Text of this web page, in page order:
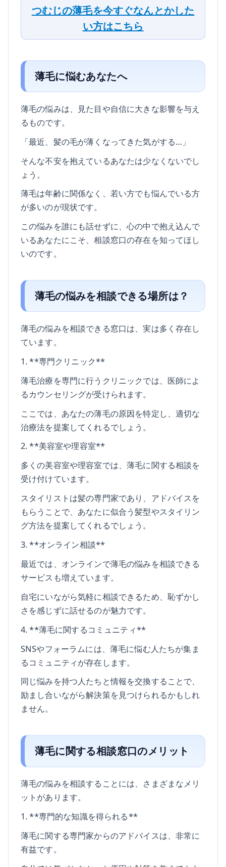
つむじの薄毛を今すぐなんとかした
い方はこちら
薄毛に悩むあなたへ
薄毛の悩みは、見た目や自信に大きな影響を与え
るものです。
「最近、髪の毛が薄くなってきた気がする…」
そんな不安を抱えているあなたは少なくないでし
ょう。
薄毛は年齢に関係なく、若い方でも悩んでいる方
が多いのが現状です。
この悩みを誰にも話せずに、心の中で抱え込んで
いるあなたにこそ、相談窓口の存在を知ってほし
いのです。
薄毛の悩みを相談できる場所は？
薄毛の悩みを相談できる窓口は、実は多く存在し
ています。
1. **専門クリニック**
薄毛治療を専門に行うクリニックでは、医師によ
るカウンセリングが受けられます。
ここでは、あなたの薄毛の原因を特定し、適切な
治療法を提案してくれるでしょう。
2. **美容室や理容室**
多くの美容室や理容室では、薄毛に関する相談を
受け付けています。
スタイリストは髪の専門家であり、アドバイスを
もらうことで、あなたに似合う髪型やスタイリン
グ方法を提案してくれるでしょう。
3. **オンライン相談**
最近では、オンラインで薄毛の悩みを相談できる
サービスも増えています。
自宅にいながら気軽に相談できるため、恥ずかし
さを感じずに話せるのが魅力です。
4. **薄毛に関するコミュニティ**
SNSやフォーラムには、薄毛に悩む人たちが集ま
るコミュニティが存在します。
同じ悩みを持つ人たちと情報を交換することで、
励まし合いながら解決策を見つけられるかもしれ
ません。
薄毛に関する相談窓口のメリット
薄毛の悩みを相談することには、さまざまなメリ
ットがあります。
1. **専門的な知識を得られる**
薄毛に関する専門家からのアドバイスは、非常に
有益です。